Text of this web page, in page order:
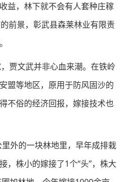
益，林下就不会有人套种庄稼
前景，彰武县森莱林业有限责
文武并非心血来潮。在铁岭
盟等地区，原用于防风固沙的
不俗的经济回报，嫁接技术也
外的一块林地里，早年成排栽
，株小的嫁接了1个“头”，株大